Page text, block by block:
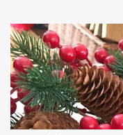
cultura navarresa i
conserva el seu encant
meravellós lloc i a